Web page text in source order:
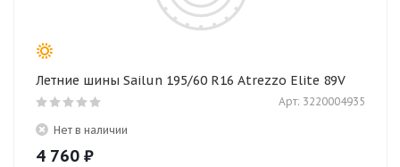
Летние шины Sailun 195/60 R16 Atrezzo Elite 89V
Арт: 3220004935
Нет в наличии
4 760 ₽